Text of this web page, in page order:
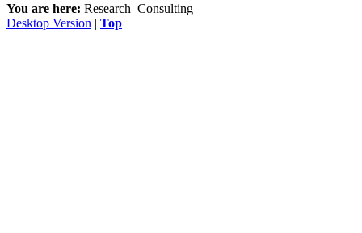
You are here: Research Consulting
Desktop Version | Top